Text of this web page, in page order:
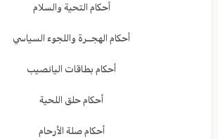
أحكام التحية والسلام
أحكام الهجــرة واللجوء السياسي
أحكام بطاقات اليانصيب
أحكام حلق اللحية
أحكام صلة الأرحام